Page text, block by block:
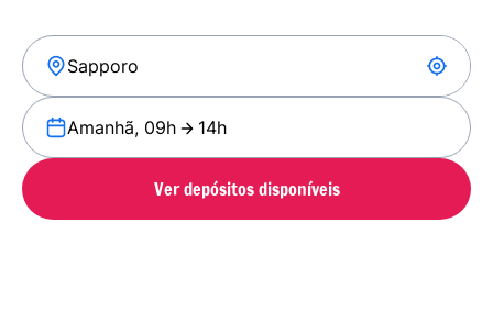
Amanhã, 09h 14h
Ver depósitos disponíveis